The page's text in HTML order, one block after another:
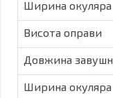
Ширина
Висота оправи
Довжина
Ширина окуляра